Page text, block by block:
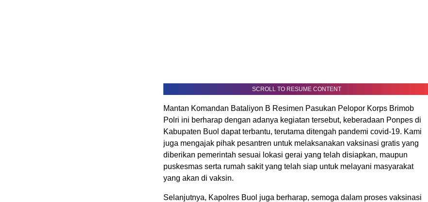
SCROLL TO RESUME CONTENT
Mantan Komandan Bataliyon B Resimen Pasukan Pelopor Korps Brimob
Polri ini berharap dengan adanya kegiatan tersebut, keberadaan Ponpes di
Kabupaten Buol dapat terbantu, terutama ditengah pandemi covid-19. Kami
juga mengajak pihak pesantren untuk melaksanakan vaksinasi gratis yang
diberikan pemerintah sesuai lokasi gerai yang telah disiapkan, maupun
puskesmas serta rumah sakit yang telah siap untuk melayani masyarakat
yang akan di vaksin.
Selanjutnya, Kapolres Buol juga berharap, semoga dalam proses vaksinasi